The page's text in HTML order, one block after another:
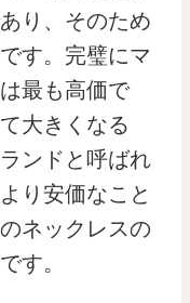
り、そのため
す。完璧にマ
最も高価で
大きくなる
ンドと呼ばれ
り安価なこと
ネックレスの
す。